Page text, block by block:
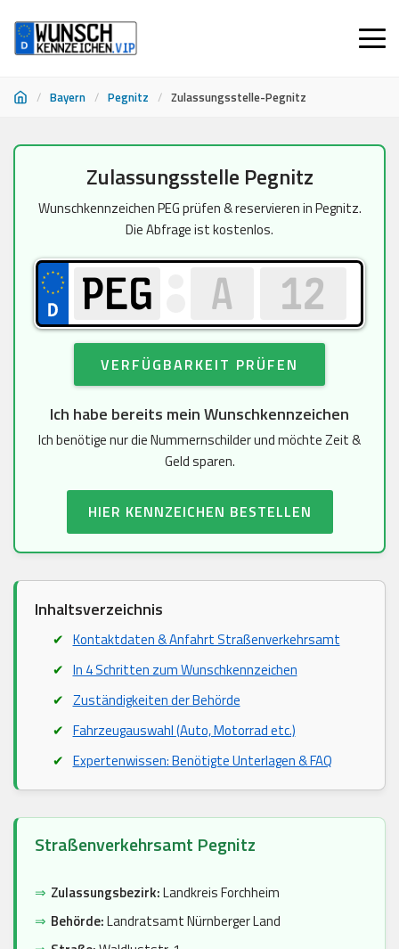
/ Bayern / Pegnitz / Zulassungsstelle-Pegnitz
springen
Zulassungsstelle Pegnitz
Wunschkennzeichen PEG prüfen & reservieren in Pegnitz.
Die Abfrage ist kostenlos.
VERFÜGBARKEIT PRÜFEN
Ich habe bereits mein Wunschkennzeichen
Ich benötige nur die Nummernschilder und möchte Zeit &
Geld sparen.
HIER KENNZEICHEN BESTELLEN
Inhaltsverzeichnis
Kontaktdaten & Anfahrt Straßenverkehrsamt
In 4 Schritten zum Wunschkennzeichen
Zuständigkeiten der Behörde
Fahrzeugauswahl (Auto, Motorrad etc.)
Expertenwissen: Benötigte Unterlagen & FAQ
Straßenverkehrsamt Pegnitz
⇒ Zulassungsbezirk:Landkreis Forchheim
⇒ Behörde:Landratsamt Nürnberger Land